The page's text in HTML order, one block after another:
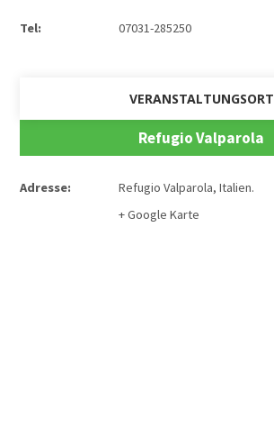
Tel: 07031-285250
VERANSTALTUNGSORT
Refugio Valparola
Adresse: Refugio Valparola, Italien.
+ Google Karte